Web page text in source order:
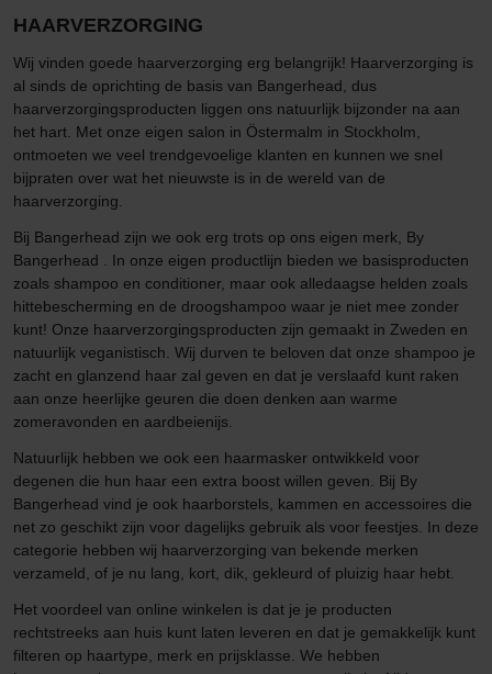
HAARVERZORGING
Wij vinden goede haarverzorging erg belangrijk! Haarverzorging is
al sinds de oprichting de basis van Bangerhead, dus
haarverzorgingsproducten liggen ons natuurlijk bijzonder na aan
het hart. Met onze eigen salon in Östermalm in Stockholm,
ontmoeten we veel trendgevoelige klanten en kunnen we snel
bijpraten over wat het nieuwste is in de wereld van de
haarverzorging.
Bij Bangerhead zijn we ook erg trots op ons eigen merk, By
Bangerhead . In onze eigen productlijn bieden we basisproducten
zoals shampoo en conditioner, maar ook alledaagse helden zoals
hittebescherming en de droogshampoo waar je niet mee zonder
kunt! Onze haarverzorgingsproducten zijn gemaakt in Zweden en
natuurlijk veganistisch. Wij durven te beloven dat onze shampoo je
zacht en glanzend haar zal geven en dat je verslaafd kunt raken
aan onze heerlijke geuren die doen denken aan warme
zomeravonden en aardbeienijs.
Natuurlijk hebben we ook een haarmasker ontwikkeld voor
degenen die hun haar een extra boost willen geven. Bij By
Bangerhead vind je ook haarborstels, kammen en accessoires die
net zo geschikt zijn voor dagelijks gebruik als voor feestjes. In deze
categorie hebben wij haarverzorging van bekende merken
verzameld, of je nu lang, kort, dik, gekleurd of pluizig haar hebt.
Het voordeel van online winkelen is dat je je producten
rechtstreeks aan huis kunt laten leveren en dat je gemakkelijk kunt
filteren op haartype, merk en prijsklasse. We hebben